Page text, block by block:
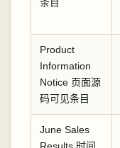
Product
Information
Notice 页面源
码可见条目
June Sales